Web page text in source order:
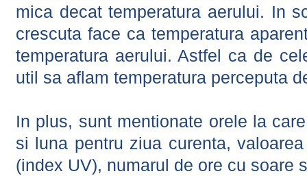
mica decat temperatura aerului. In
crescuta face ca temperatura
temperatura aerului. Astfel ca de
util sa aflam temperatura perceputa
In plus, sunt mentionate orele la
si luna pentru ziua curenta,
(index UV), numarul de ore cu soare